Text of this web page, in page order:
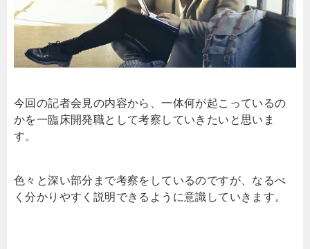
今回の記者会見の内容から、一体何が起こっているの
かを一臨床開発職として考察していきたいと思いま
す。
色々と深い部分まで考察をしているのですが、なるべ
く分かりやすく説明できるように意識していきます。